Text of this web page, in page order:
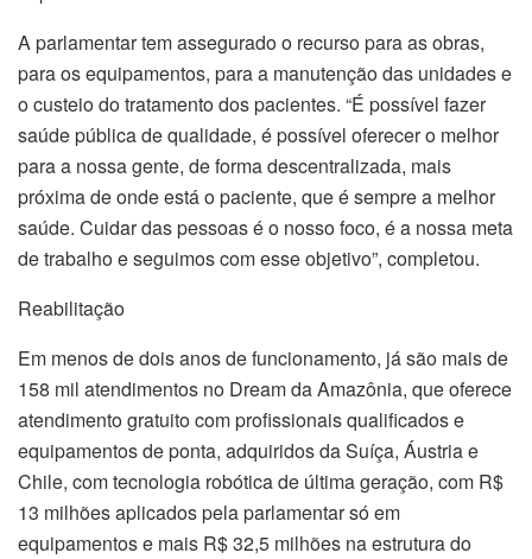
A parlamentar tem assegurado o recurso para as obras,
para os equipamentos, para a manutenção das unidades e
o custeio do tratamento dos pacientes. “É possível fazer
saúde pública de qualidade, é possível oferecer o melhor
para a nossa gente, de forma descentralizada, mais
próxima de onde está o paciente, que é sempre a melhor
saúde. Cuidar das pessoas é o nosso foco, é a nossa meta
de trabalho e seguimos com esse objetivo”, completou.
Reabilitação
Em menos de dois anos de funcionamento, já são mais de
158 mil atendimentos no Dream da Amazônia, que oferece
atendimento gratuito com profissionais qualificados e
equipamentos de ponta, adquiridos da Suíça, Áustria e
Chile, com tecnologia robótica de última geração, com R$
13 milhões aplicados pela parlamentar só em
equipamentos e mais R$ 32,5 milhões na estrutura do